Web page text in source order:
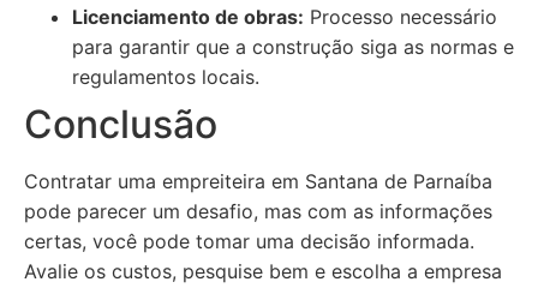
Licenciamento de obras: Processo necessário
para garantir que a construção siga as normas e
regulamentos locais.
Conclusão
Contratar uma empreiteira em Santana de Parnaíba
pode parecer um desafio, mas com as informações
certas, você pode tomar uma decisão informada.
Avalie os custos, pesquise bem e escolha a empresa